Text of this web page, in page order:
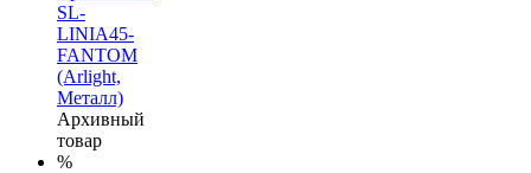
SL-
LINIA45-
FANTOM
(Arlight,
Металл)
Архивный
товар
%